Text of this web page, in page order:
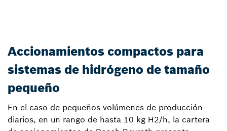
Accionamientos compactos para
sistemas de hidrógeno de tamaño
pequeño
En el caso de pequeños volúmenes de producción
diarios, en un rango de hasta 10 kg H2/h, la cartera